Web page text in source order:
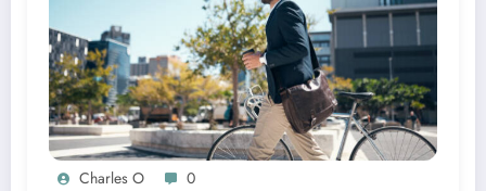
Charles O 0